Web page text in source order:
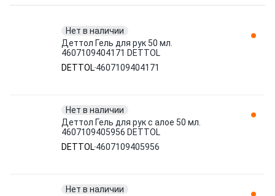
Нет в наличии
Деттол Гель для рук 50 мл.
4607109404171 DETTOL
DETTOL4607109404171
Нет в наличии
Деттол Гель для рук с алое 50 мл.
4607109405956 DETTOL
DETTOL4607109405956
Нет в наличии